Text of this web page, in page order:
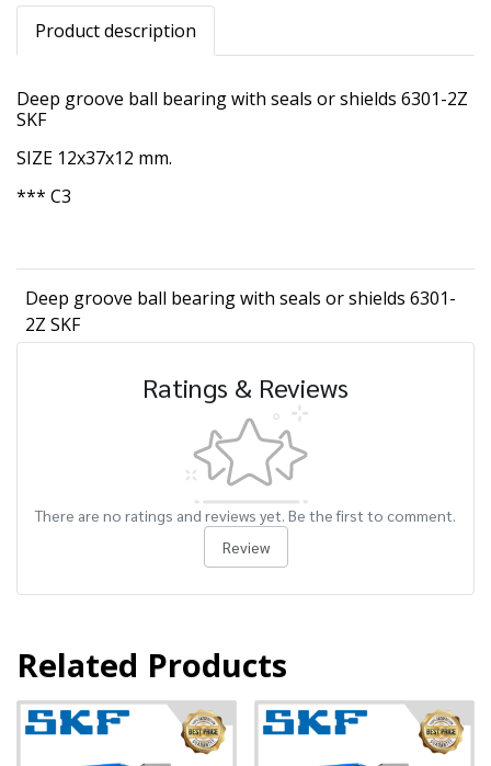
Product description
Deep groove ball bearing with seals or shields 6301-2Z
SKF
SIZE 12x37x12 mm.
*** C3
Deep groove ball bearing with seals or shields 6301-
2Z SKF
Ratings & Reviews
There are no ratings and reviews yet. Be the first to comment.
Review
Related Products